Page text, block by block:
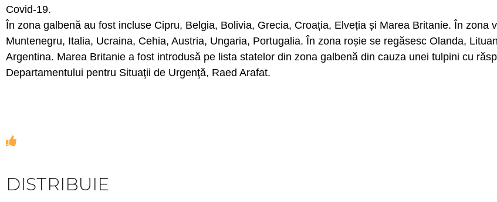
Covid-19.
În zona galbenă au fost incluse Cipru, Belgia, Bolivia, Grecia, Croația, Elveția și Marea Britanie. În zona
Muntenegru, Italia, Ucraina, Cehia, Austria, Ungaria, Portugalia. În zona roșie se regăsesc Olanda,
Argentina. Marea Britanie a fost introdusă pe lista statelor din zona galbenă din cauza unei tulpini cu
Departamentului pentru Situaţii de Urgenţă, Raed Arafat.
DISTRIBUIE